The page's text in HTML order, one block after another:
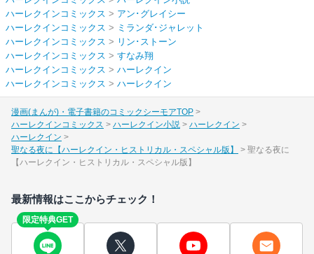
ハーレクインコミックス > アン･グレイシー
ハーレクインコミックス > ミランダ･ジャレット
ハーレクインコミックス > リン･ストーン
ハーレクインコミックス > すなみ翔
ハーレクインコミックス > ハーレクイン
ハーレクインコミックス > ハーレクイン
漫画(まんが)・電子書籍のコミックシーモアTOP
ハーレクインコミックス
ハーレクイン小説
ハーレクイン
ハーレクイン
聖なる夜に【ハーレクイン・ヒストリカル・スペシャル版】
聖なる夜に
【ハーレクイン・ヒストリカル・スペシャル版】
最新情報はここからチェック！
限定特典GET